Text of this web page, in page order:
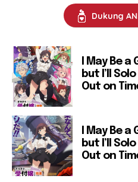
Dukung
I May Be
but I’ll
Out on
I May Be
but I’ll
Out on